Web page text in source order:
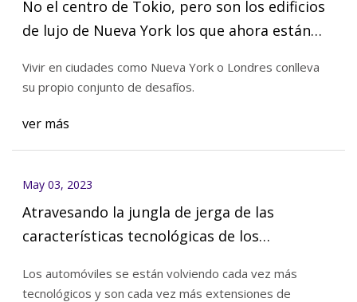
No el centro de Tokio, pero son los edificios
de lujo de Nueva York los que ahora están
estacionamiento robóticos futuristas que
Model S.
Vivir en ciudades como Nueva York o Londres conlleva
su propio conjunto de desafíos.
ver más
May 03, 2023
Atravesando la jungla de jerga de las
características tecnológicas de los
Los automóviles se están volviendo cada vez más
tecnológicos y son cada vez más extensiones de